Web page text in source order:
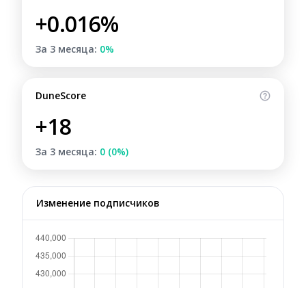
+0.016%
За 3 месяца: 0%
DuneScore
+18
За 3 месяца: 0 (0%)
Изменение подписчиков